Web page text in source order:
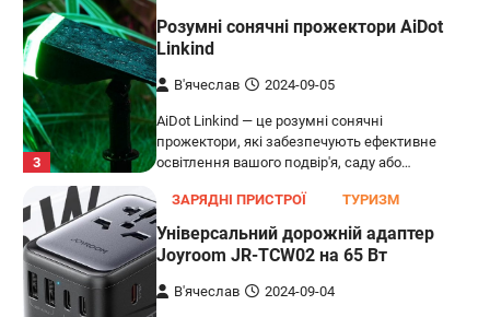
3
Розумні сонячні прожектори AiDot
Linkind
В'ячеслав 2024-09-05
AiDot Linkind — це розумні сонячні
прожектори, які забезпечують ефективне
освітлення вашого подвір'я, саду або…
ЗАРЯДНІ ПРИСТРОЇ ТУРИЗМ
Універсальний дорожній адаптер
Joyroom JR-TCW02 на 65 Вт
В'ячеслав 2024-09-04